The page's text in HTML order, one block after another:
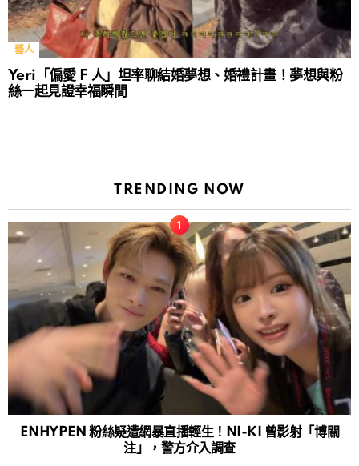
藝人
Yeri「偏愛 F 人」坦率聊結婚夢想、婚禮計畫！夢想與粉
絲一起見證幸福瞬間
TRENDING NOW
ENHYPEN 粉絲疑遭網暴直播輕生！NI-KI 曾影射「博關
注」，警方介入調查